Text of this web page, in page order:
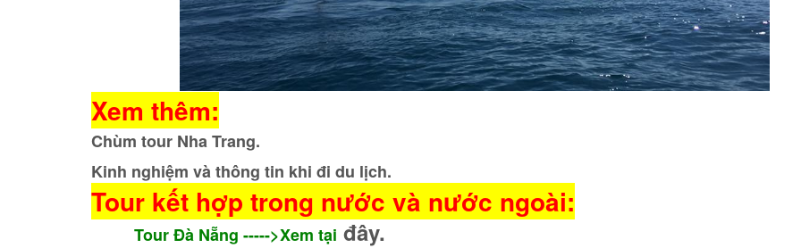
Xem thêm:
Chùm tour Nha Trang.
Kinh nghiệm và thông tin khi đi du lịch.
Tour kết hợp trong nước và nước ngoài:
Tour Đà Nẵng ----->Xem tại đây.